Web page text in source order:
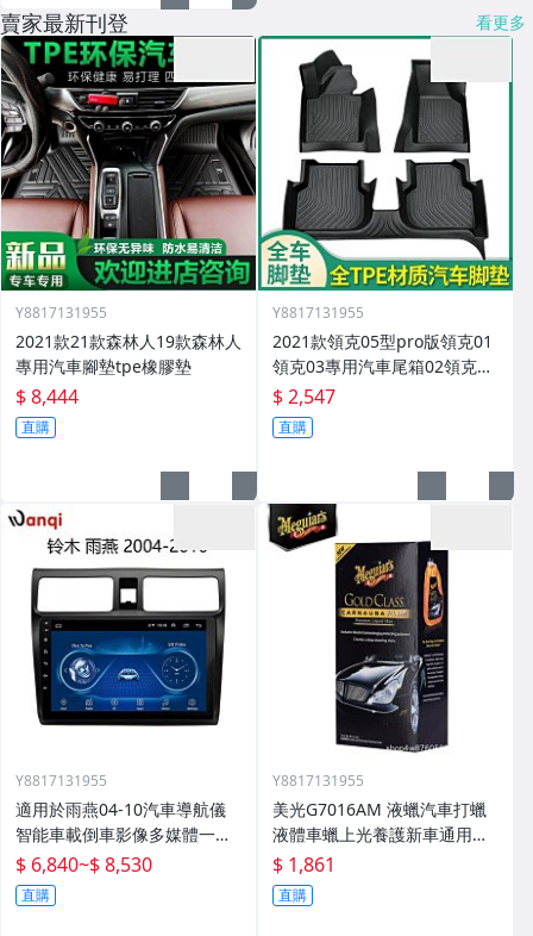
賣家最新刊登 看更多
Y8817131955
2021款21款森林人19款森林人
專用汽車腳墊tpe橡膠墊
$ 8,444
直購
Y8817131955
2021款領克05型pro版領克01
領克03專用汽車尾箱02領克03
腳墊
$ 2,547
直購
Y8817131955
適用於雨燕04-10汽車導航儀
智能車載倒車影像多媒體一體
機
$ 6,840~$ 8,530
直購
Y8817131955
美光G7016AM 液蠟汽車打蠟
液體車蠟上光養護新車通用棕
櫚蠟
$ 1,861
直購